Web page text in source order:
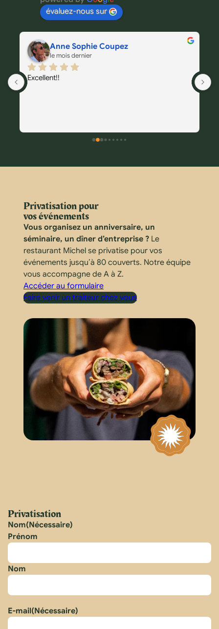
évaluez-nous sur
Anne Sophie Coupez
le mois dernier
Excellent!!
Privatisation pour
vos événements
Vous organisez un anniversaire, un
séminaire, un dîner d’entreprise ? Le
restaurant Michel se privatise pour vos
événements jusqu’à 80 couverts. Notre équipe
vous accompagne de A à Z.
Accéder au formulaire
Faire venir un traiteur chez vous
Privatisation
Nom(Nécessaire)
Prénom
Nom
E-mail(Nécessaire)